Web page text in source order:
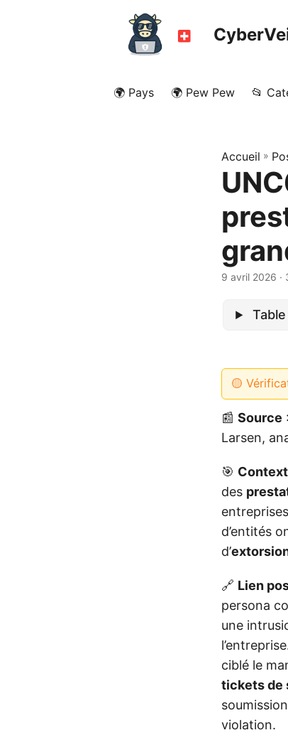
🌍 Pays 🌍 Pew Pew 📂
Accueil »
9 avril 2026 ·
🟡
📰 Source
Larsen,
🎯
des
d’entités
d’
🔗 Lien
persona
une
ciblé le
tickets de
violation.